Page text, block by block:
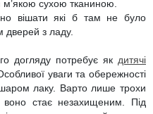
сухою тканиною.
вішати які б там не було
дверей з ладу.
догляду потребує як дитячі
уваги та обережності
шаром лаку. Варто лише трохи
воно стає незахищеним. Під